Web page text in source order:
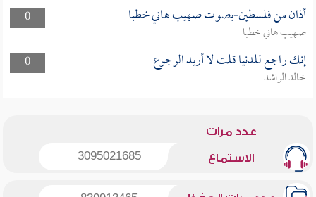
0
أذان من فلسطين-بصوت صهيب هاني خطبا
صهيب هاني خطبا
0
إنك راجع للدنيا قلت لا أريد الرجوع
خالد الراشد
عدد مرات
الاستماع 3095021685